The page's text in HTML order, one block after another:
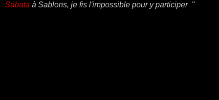
Sabata à Sablons, je fis l'impossible pour y participer "